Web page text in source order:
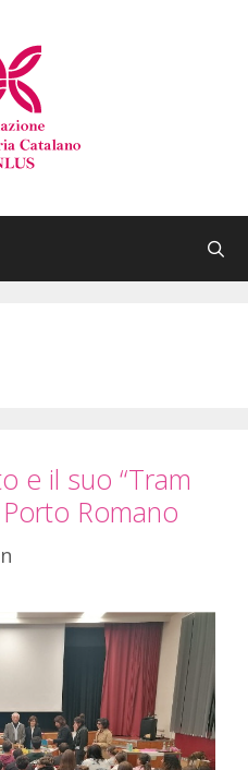
e il suo “Tram
Porto Romano